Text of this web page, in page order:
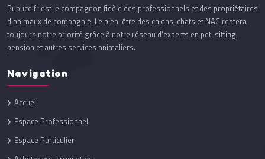
Pupuce.fr est le compagnon fidèle des professionnels et des propriétaires
d’animaux de compagnie. Le bien-être des chiens, chats et NAC restera
toujours notre priorité grâce à notre réseau d’experts en pet-sitting,
pension et autres services animaliers.
Navigation
Accueil
Espace Professionnel
Espace Particulier